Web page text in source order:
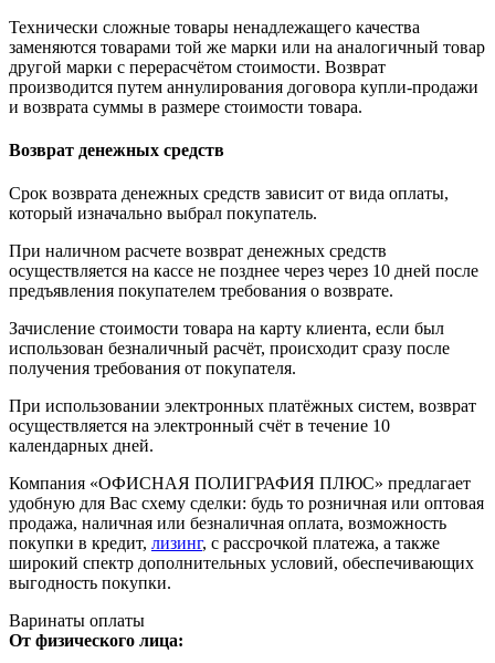
Технически сложные товары ненадлежащего качества
заменяются товарами той же марки или на аналогичный товар
другой марки с перерасчётом стоимости. Возврат
производится путем аннулирования договора купли-продажи
и возврата суммы в размере стоимости товара.
Возврат денежных средств
Срок возврата денежных средств зависит от вида оплаты,
который изначально выбрал покупатель.
При наличном расчете возврат денежных средств
осуществляется на кассе не позднее через через 10 дней после
предъявления покупателем требования о возврате.
Зачисление стоимости товара на карту клиента, если был
использован безналичный расчёт, происходит сразу после
получения требования от покупателя.
При использовании электронных платёжных систем, возврат
осуществляется на электронный счёт в течение 10
календарных дней.
Компания «ОФИСНАЯ ПОЛИГРАФИЯ ПЛЮС» предлагает
удобную для Вас схему сделки: будь то розничная или оптовая
продажа, наличная или безналичная оплата, возможность
покупки в кредит, лизинг, с рассрочкой платежа, а также
широкий спектр дополнительных условий, обеспечивающих
выгодность покупки.
Варинаты оплаты
От физического лица: